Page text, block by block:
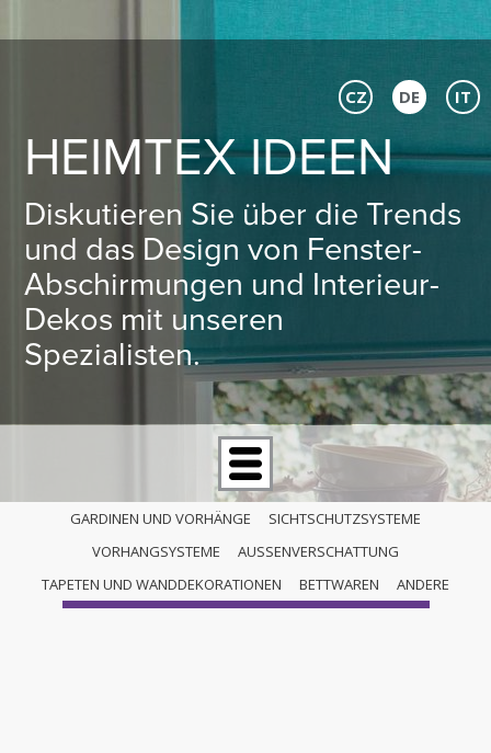
HEIMTEX IDEEN
Diskutieren Sie über die Trends
und das Design von Fenster-
Abschirmungen und Interieur-
Dekos mit unseren
Spezialisten.
CZ DE IT
GARDINEN UND VORHÄNGE
SICHTSCHUTZSYSTEME
VORHANGSYSTEME
AUSSENVERSCHATTUNG
TAPETEN UND WANDDEKORATIONEN
BETTWAREN ANDERE
NAŠI SPECIALISTÉ